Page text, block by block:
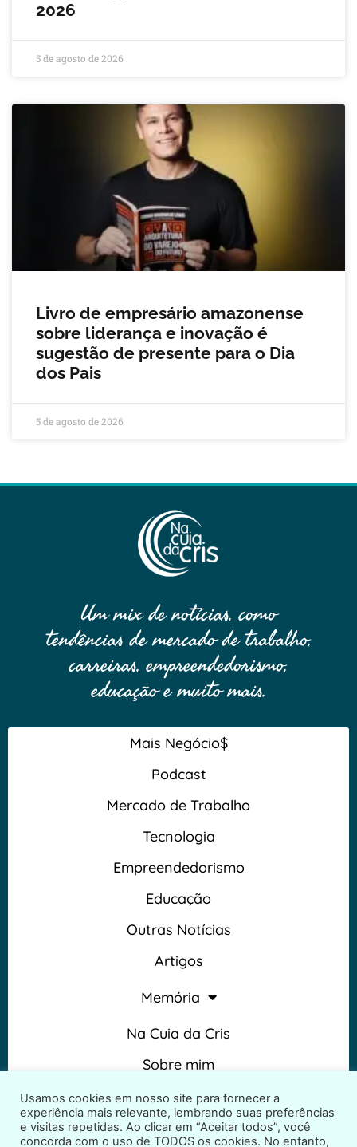
2026
5 de agosto de 2026
Livro de empresário amazonense
sobre liderança e inovação é
sugestão de presente para o Dia
dos Pais
5 de agosto de 2026
Um mix de notícias, como
tendências de mercado de trabalho,
carreiras, empreendedorismo,
educação e muito mais.
Mais Negócio$
Podcast
Mercado de Trabalho
Tecnologia
Empreendedorismo
Educação
Outras Notícias
Artigos
Memória
Na Cuia da Cris
Sobre mim
Termos e Condições
Usamos cookies em nosso site para fornecer a
experiência mais relevante, lembrando suas preferências
e visitas repetidas. Ao clicar em “Aceitar todos”, você
concorda com o uso de TODOS os cookies. No entanto,